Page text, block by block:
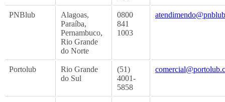
PNBlub
Alagoas,
Paraíba,
Pernambuco,
Rio Grande
do Norte
0800
841
1003
Portolub
Rio Grande
do Sul
(51)
4001-
5858